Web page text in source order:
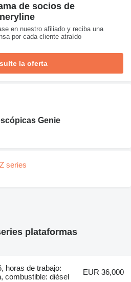
de socios de
en nuestro afiliado y reciba una
por cada cliente atraído
la oferta
Genie
series
plataformas
horas de trabajo:
combustible: diésel
EUR 36,000